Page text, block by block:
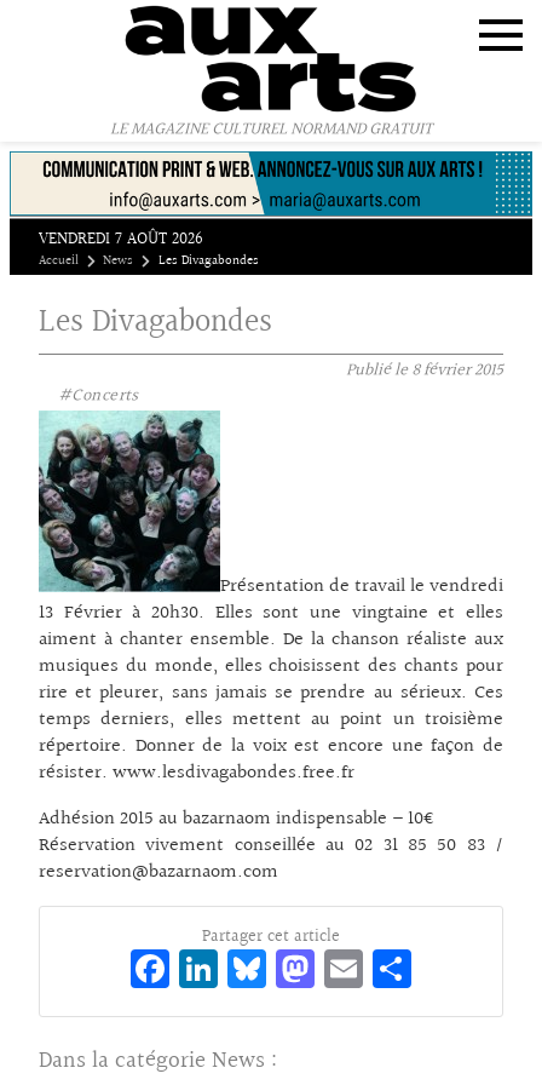
LE MAGAZINE CULTUREL NORMAND GRATUIT
VENDREDI 7 AOÛT 2026
Accueil News Les Divagabondes
Les Divagabondes
Publié le8 février 2015
#Concerts
Présentation de travail le vendredi
13 Février à 20h30. Elles sont une vingtaine et elles
aiment à chanter ensemble. De la chanson réaliste aux
musiques du monde, elles choisissent des chants pour
rire et pleurer, sans jamais se prendre au sérieux. Ces
temps derniers, elles mettent au point un troisième
répertoire. Donner de la voix est encore une façon de
résister. www.lesdivagabondes.free.fr
Adhésion 2015 au bazarnaom indispensable – 10€
Réservation vivement conseillée au 02 31 85 50 83 /
reservation@bazarnaom.com
Partager cet article
Fa
ce
bo
Li
n
ke
Bl
ue
sk
M
as
E
m rt
Dans la catégorie News :
Panneau de gestion des cookies